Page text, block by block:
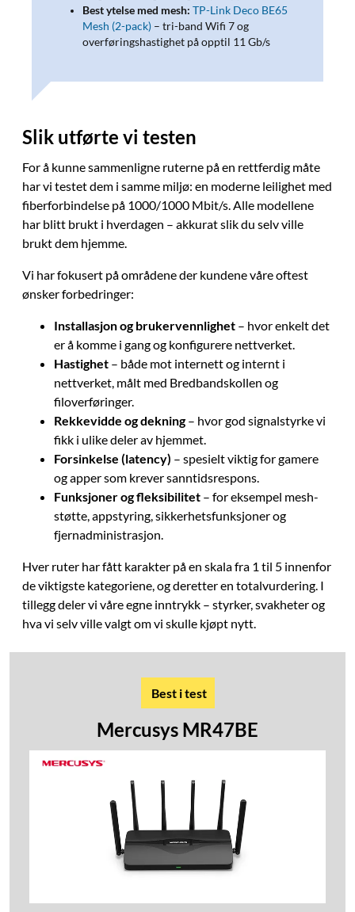
Best ytelse med mesh: TP-Link Deco BE65
Mesh (2-pack) – tri-band Wifi 7 og
overføringshastighet på opptil 11 Gb/s
Slik utførte vi testen
For å kunne sammenligne ruterne på en rettferdig måte
har vi testet dem i samme miljø: en moderne leilighet med
fiberforbindelse på 1000/1000 Mbit/s. Alle modellene
har blitt brukt i hverdagen – akkurat slik du selv ville
brukt dem hjemme.
Vi har fokusert på områdene der kundene våre oftest
ønsker forbedringer:
Installasjon og brukervennlighet – hvor enkelt det
er å komme i gang og konfigurere nettverket.
Hastighet – både mot internett og internt i
nettverket, målt med Bredbandskollen og
filoverføringer.
Rekkevidde og dekning– hvor god signalstyrke vi
fikk i ulike deler av hjemmet.
Forsinkelse (latency) – spesielt viktig for gamere
og apper som krever sanntidsrespons.
Funksjoner og fleksibilitet – for eksempel mesh-
støtte, appstyring, sikkerhetsfunksjoner og
fjernadministrasjon.
Hver ruter har fått karakter på en skala fra 1 til 5 innenfor
de viktigste kategoriene, og deretter en totalvurdering. I
tillegg deler vi våre egne inntrykk – styrker, svakheter og
hva vi selv ville valgt om vi skulle kjøpt nytt.
Best i test
Mercusys MR47BE